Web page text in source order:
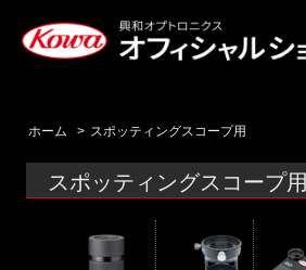
ホーム > スポッティングスコープ用
スポッティングスコープ用